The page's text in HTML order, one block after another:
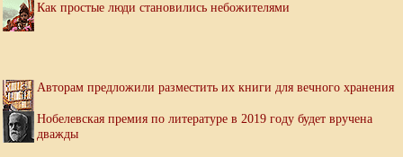
Как простые люди становились небожителями
Авторам предложили разместить их книги для вечного хранения
Нобелевская премия по литературе в 2019 году будет вручена
дважды